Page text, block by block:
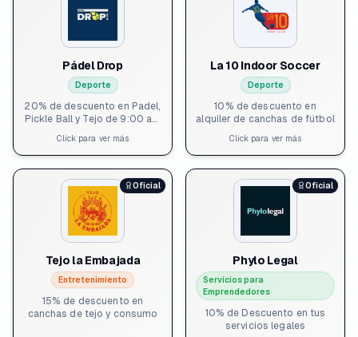
impacto, networking,
reconocimiento. - Invitación
6 meses para networkear
con los otros profes cracks
de la comunidad.
Afternoon y otros - ⁠Early
Access a registro de
programas y meetups
Pádel Drop
Deporte
20% de descuento en Padel,
Pickle Ball y Tejo de 9:00 am
12:00m a 3:00 pm fines de
semana.
Click para ver más
La 10 Indoor Soccer
Deporte
10% de descuento en
alquiler de canchas de fútbol
Click para ver más
Oficial
Tejo la Embajada
Entretenimiento
15% de descuento en
canchas de tejo y consumo
Oficial
Phylo Legal
Servicios para
Emprendedores
10% de Descuento en tus
servicios legales